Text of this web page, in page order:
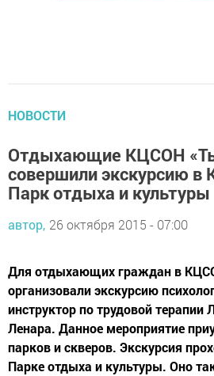
НОВОСТИ
Отдыхающие КЦСОН
совершили экскурсию в
Парк отдыха и культуры
автор, 26 октября 2015 - 07:00
Для отдыхающих граждан в
организовали экскурсию
инструктор по трудовой
Ленара. Данное мероприятие
парков и скверов. Экскурсия
Парке отдыха и культуры. Оно